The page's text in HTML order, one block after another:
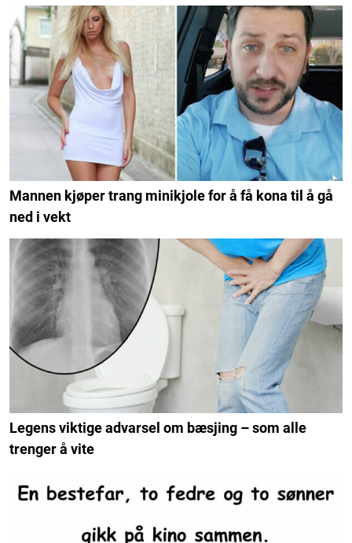
Mannen kjøper trang minikjole for å få kona til å gå
ned i vekt
Legens viktige advarsel om bæsjing – som alle
trenger å vite